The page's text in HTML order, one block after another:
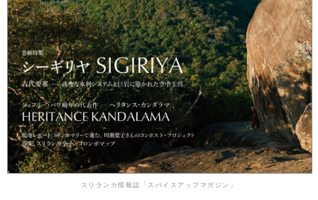
スリランカ情報誌「スパイスアップマガジン」